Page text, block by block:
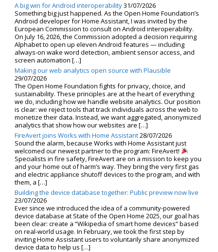
A big win for Android interoperability31/07/2026
Something big just happened. As the Open Home Foundation’s
Android developer for Home Assistant, I was invited by the
European Commission to consult on Android interoperability.
On July 16, 2026, the Commission adopted a decision requiring
Alphabet to open up eleven Android features — including
always-on wake word detection, ambient sensor access, and
screen automation […]
Making our web analytics open source with Plausible
29/07/2026
The Open Home Foundation fights for privacy, choice, and
sustainability. These principles are at the heart of everything
we do, including how we handle website analytics. Our position
is clear: we reject tools that track individuals across the web to
monetize their data. Instead, we want aggregated, anonymized
analytics that show how our websites are […]
FireAvert joins Works with Home Assistant28/07/2026
Sound the alarm, because Works with Home Assistant just
welcomed our newest partner to the program: FireAvert!
Specialists in fire safety, FireAvert are on a mission to keep you
and your home out of harm’s way. They bring the very first gas
and electric appliance shutoff devices to the program, and with
them, a […]
Building the device database together: Public preview now live
23/07/2026
Ever since we introduced the idea of a community-powered
device database at State of the Open Home 2025, our goal has
been clear: create a “Wikipedia of smart home devices” based
on real-world usage. In February, we took the first step by
inviting Home Assistant users to voluntarily share anonymized
device data to help us […]